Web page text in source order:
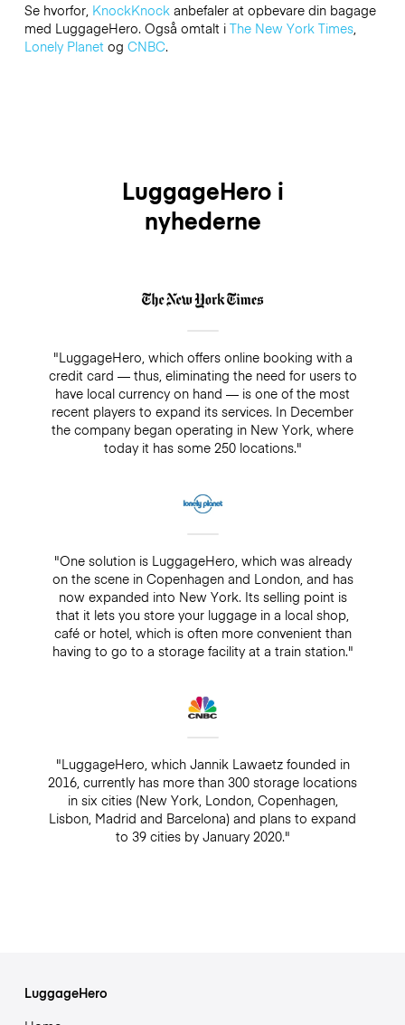
Se hvorfor, KnockKnockanbefaler at opbevare din bagage
med LuggageHero. Også omtalt i The New York Times,
Lonely Planetog CNBC.
LuggageHero i
nyhederne
"LuggageHero, which offers online booking with a
credit card — thus, eliminating the need for users to
have local currency on hand — is one of the most
recent players to expand its services. In December
the company began operating in New York, where
today it has some 250 locations."
"One solution is LuggageHero, which was already
on the scene in Copenhagen and London, and has
now expanded into New York. Its selling point is
that it lets you store your luggage in a local shop,
café or hotel, which is often more convenient than
having to go to a storage facility at a train station."
"LuggageHero, which Jannik Lawaetz founded in
2016, currently has more than 300 storage locations
in six cities (New York, London, Copenhagen,
Lisbon, Madrid and Barcelona) and plans to expand
to 39 cities by January 2020."
LuggageHero